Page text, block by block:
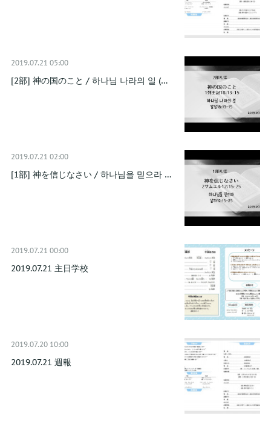
2019.07.21 05:00
[2部] 神の国のこと / 하나님 나라의 일 (…
2019.07.21 02:00
[1部] 神を信じなさい / 하나님을 믿으라 …
2019.07.21 00:00
2019.07.21 主日学校
2019.07.20 10:00
2019.07.21 週報